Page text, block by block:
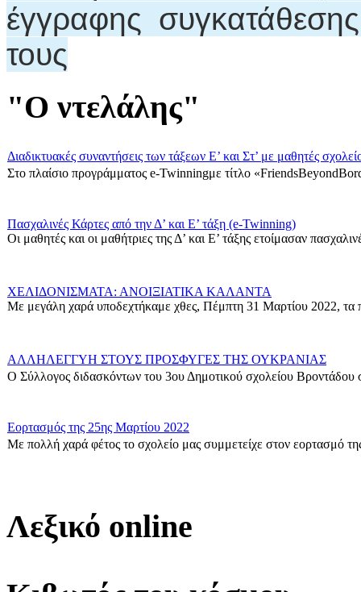
έγγραφης
τους
"Ο ντελάλης"
Διαδικτυακές συναντήσεις των τάξεων Ε’ και Στ’ με μαθητές
Στο πλαίσιο προγράμματος e-Twinningμε τίτλο
Πασχαλινές Κάρτες από την Δ’ και Ε’ τάξη (e-Twinning)
Οι μαθητές και οι μαθήτριες της Δ’ και Ε’ τάξης ετοίμασαν
ΧΕΛΙΔΟΝΙΣΜΑΤΑ: ΑΝΟΙΞΙΑΤΙΚΑ ΚΑΛΑΝΤΑ
Με μεγάλη χαρά υποδεχτήκαμε χθες, Πέμπτη 31 Μαρτίου 2022, τα
ΑΛΛΗΛΕΓΓΥΗ ΣΤΟΥΣ ΠΡΟΣΦΥΓΕΣ ΤΗΣ ΟΥΚΡΑΝΙΑΣ
Ο Σύλλογος διδασκόντων του 3ου Δημοτικού σχολείου
Εορτασμός της 25ης Μαρτίου 2022
Με πολλή χαρά φέτος το σχολείο μας συμμετείχε στον εορτασμό
Λεξικό online